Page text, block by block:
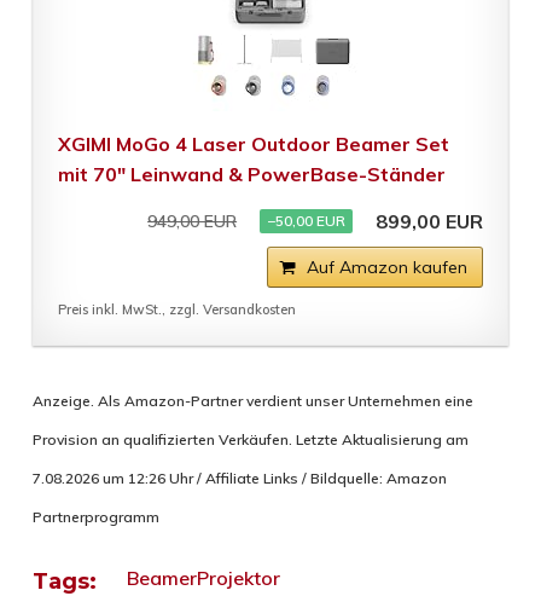
XGIMI MoGo 4 Laser Outdoor Beamer Set
mit 70" Leinwand & PowerBase-Ständer
949,00 EUR −50,00 EUR 899,00 EUR
Auf Amazon kaufen
Preis inkl. MwSt., zzgl. Versandkosten
Anzeige. Als Amazon-Partner verdient unser Unternehmen eine
Provision an qualifizierten Verkäufen. Letzte Aktualisierung am
7.08.2026 um 12:26 Uhr / Affiliate Links / Bildquelle: Amazon
Partnerprogramm
Tags: BeamerProjektor